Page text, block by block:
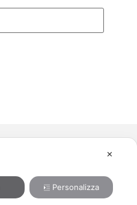
✕
Personalizza